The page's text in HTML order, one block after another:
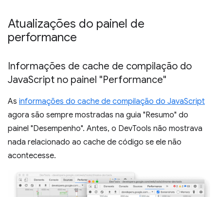
Atualizações do painel de
performance
Informações de cache de compilação do
JavaScript no painel "Performance"
As informações do cache de compilação do JavaScript
agora são sempre mostradas na guia "Resumo" do
painel "Desempenho". Antes, o DevTools não mostrava
nada relacionado ao cache de código se ele não
acontecesse.